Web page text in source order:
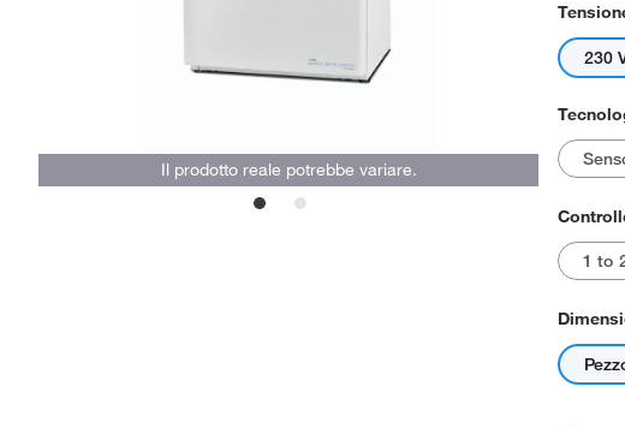
Il prodotto reale potrebbe variare.
230
1 to